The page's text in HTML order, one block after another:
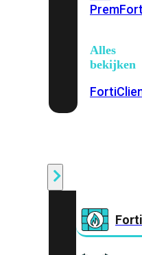
Prem
Alles
bekijken